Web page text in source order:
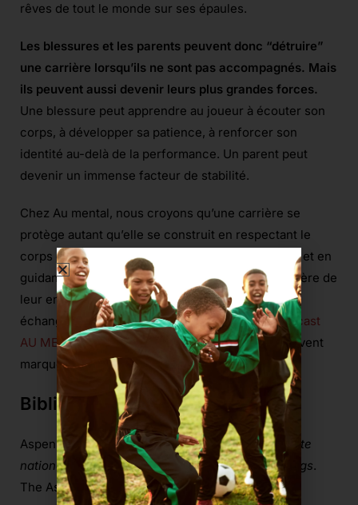
rêves de tout le monde sur ses épaules.
Les blessures et les parents peuvent donc “détruire”
une carrière lorsqu’ils ne sont pas accompagnés. Mais
ils peuvent aussi devenir leurs plus grandes forces.
Une blessure peut apprendre au joueur à écouter son
corps, à développer sa patience, à renforcer son
identité au-delà de la performance. Un parent peut
devenir un immense facteur de stabilité.
Chez Au mental, nous croyons qu’une carrière se
protège autant qu’elle se construit en respectant le
corps du joueur, en accompagnant ses blessures et en
guidant les parents à être un soutien dans la carrière de
leur enfant. Pour aller plus loin, découvrez notre
échange avecLoïc Kisuesue dans le dernier podcast
AU MENTAL, où il revient sur ces réalités qui peuvent
marquer la trajectoire d’un jeune joueur.
Bibliographie
Aspen Institute Project Play. (2026).Aspen Institute
national survey of youth and sports: 15 key findings.
The Aspen Institute.